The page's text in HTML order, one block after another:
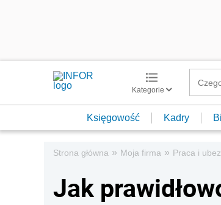
Kategorie
Księgowość Kadry
Strona główna » Moja firma » Praca i
Jak